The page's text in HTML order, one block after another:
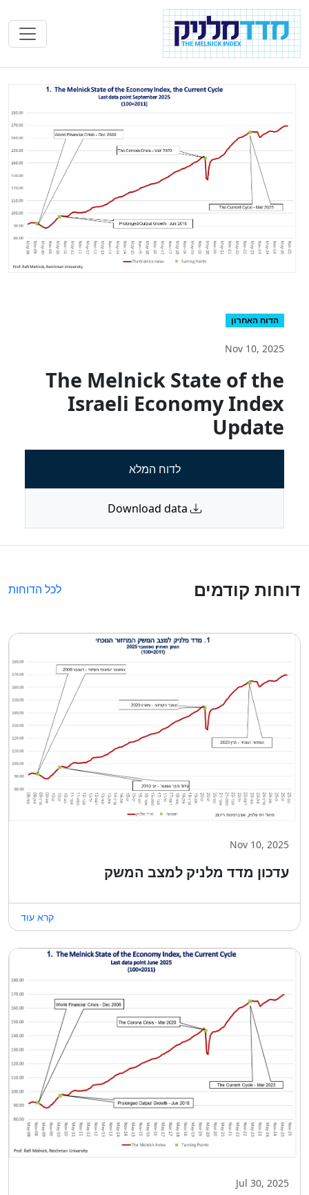
הדוח האחרון
Nov 10, 2025
The Melnick State of the
Israeli Economy Index
Update
לדוח המלא
דוחות קודמים לכל הדוחות
Nov 10, 2025
עדכון מדד מלניק למצב המשק
קרא עוד
Jul 30, 2025